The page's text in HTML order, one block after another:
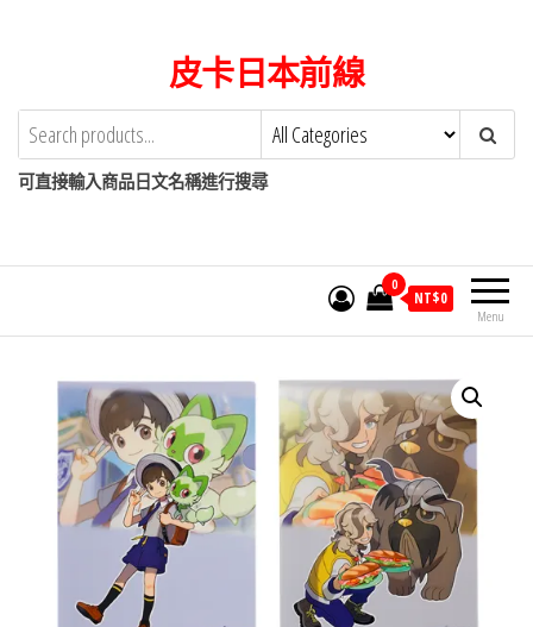
content
皮卡日本前線
可直接輸入商品日文名稱進行搜尋
Menu
0
NT$0